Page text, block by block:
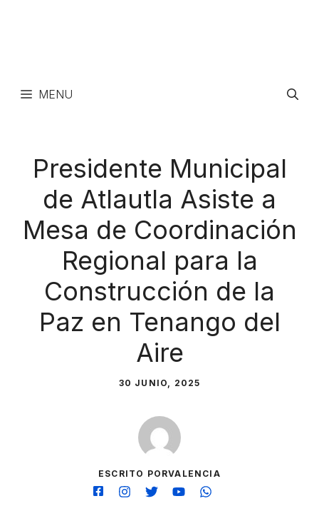
MENU
Presidente Municipal
de Atlautla Asiste a
Mesa de Coordinación
Regional para la
Construcción de la
Paz en Tenango del
Aire
30 JUNIO, 2025
ESCRITO PORVALENCIA